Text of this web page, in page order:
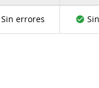
Sin errores